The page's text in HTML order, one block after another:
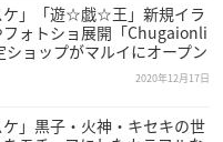
ケ」「遊☆戯☆王」新規イラ
フォトショ展開「Chugaionli
ョップがマルイにオープン
2020年12月17日
ケ」黒子・火神・キセキの世